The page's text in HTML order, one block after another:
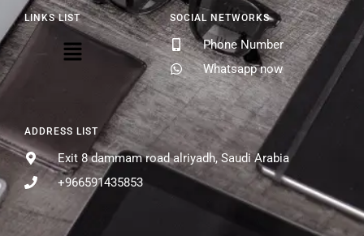
ADDRESS LIST
Exit 8 dammam road alriyadh, Saudi Arabia
+966591435853
SOCIAL NETWORKS
Phone Number
Whatsapp now
LINKS LIST